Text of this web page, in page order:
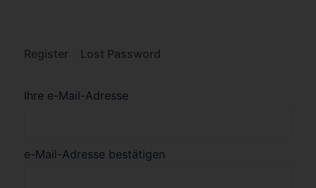
Register Lost Password
Ihre e-Mail-Adresse
e-Mail-Adresse bestätigen